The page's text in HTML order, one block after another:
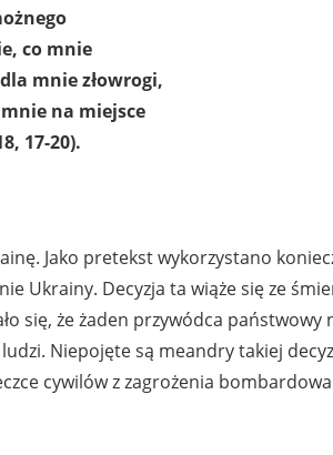
co mnie
mnie złowrogi,
na miejsce
17-20).
Jako pretekst wykorzystano
Ukrainy. Decyzja ta wiąże się ze
się, że żaden przywódca państwowy
Niepojęte są meandry takiej
cywilów z zagrożenia